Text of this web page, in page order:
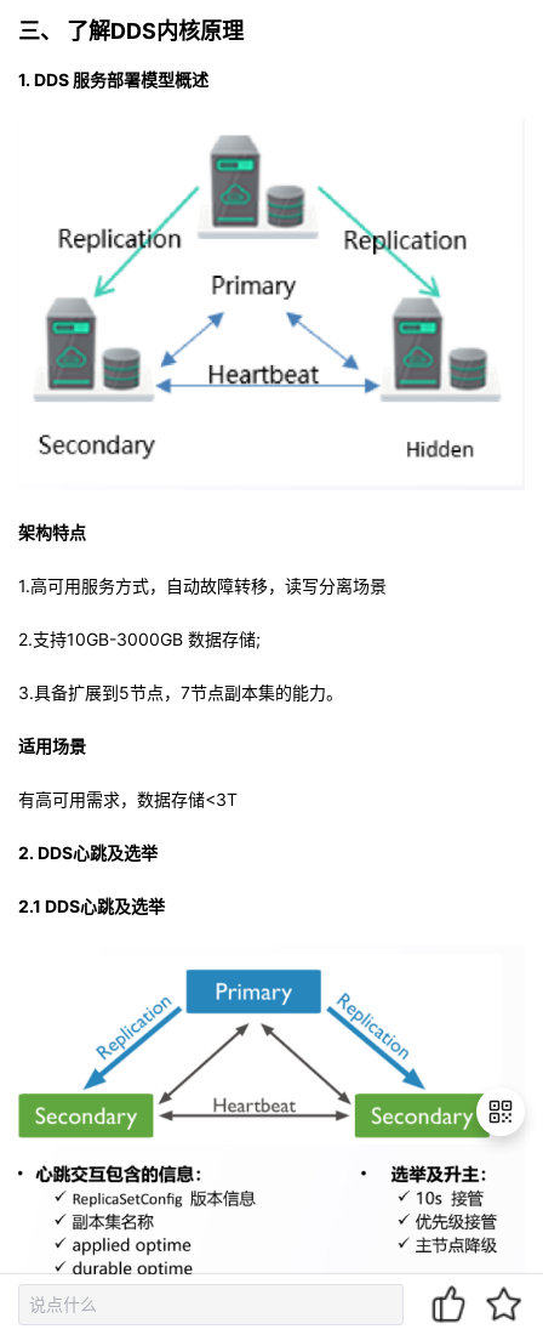
三、 了解DDS内核原理
1.DDS 服务部署模型概述
架构特点
1.高可用服务方式，自动故障转移，读写分离场景
2.支持10GB-3000GB 数据存储;
3.具备扩展到5节点，7节点副本集的能力。
适用场景
有高可用需求，数据存储<3T
2. DDS心跳及选举
2.1 DDS心跳及选举